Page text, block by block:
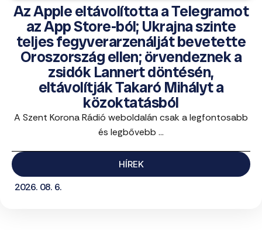
Az Apple eltávolította a Telegramot
az App Store-ból; Ukrajna szinte
teljes fegyverarzenálját bevetette
Oroszország ellen; örvendeznek a
zsidók Lannert döntésén,
eltávolítják Takaró Mihályt a
közoktatásból
A Szent Korona Rádió weboldalán csak a legfontosabb
és legbővebb ...
HÍREK
2026. 08. 6.